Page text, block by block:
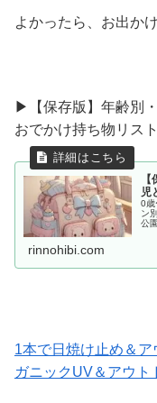
よかったら、お出か
▶︎【保存版】年齢別
おでかけ持ち物リス
児
0歳
ン
公
rinnohibi.com
1本で日焼け止め＆
ガニックUV＆アウト